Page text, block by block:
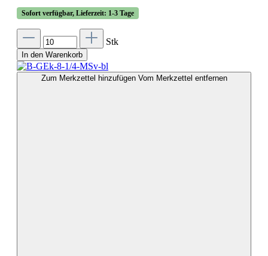
Sofort verfügbar, Lieferzeit: 1-3 Tage
Stk
In den Warenkorb
Zum Merkzettel hinzufügen Vom Merkzettel entfernen